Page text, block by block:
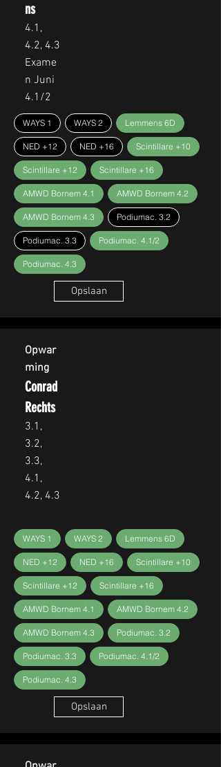
ns
4.1,
4.2, 4.3
Exame
n Juni
4.1/2
WAYS 1 WAYS 2 Lemmens 6D
NED +12 NED +16 Scintillare +10
Scintillare +12 Scintillare +16
AMWD Bornem 4.1 AMWD Bornem 4.2
AMWD Bornem 4.3 Podiumac. 3.2
Podiumac. 3.3 Podiumac. 4.1/2
Podiumac. 4.3
Opslaan
Opwar
ming
Conrad
Rechts
3.1,
3.2,
3.3,
4.1,
4.2, 4.3
WAYS 1 WAYS 2 Lemmens 6D
NED +12 NED +16 Scintillare +10
Scintillare +12 Scintillare +16
AMWD Bornem 4.1 AMWD Bornem 4.2
AMWD Bornem 4.3 Podiumac. 3.2
Podiumac. 3.3 Podiumac. 4.1/2
Podiumac. 4.3
Opslaan